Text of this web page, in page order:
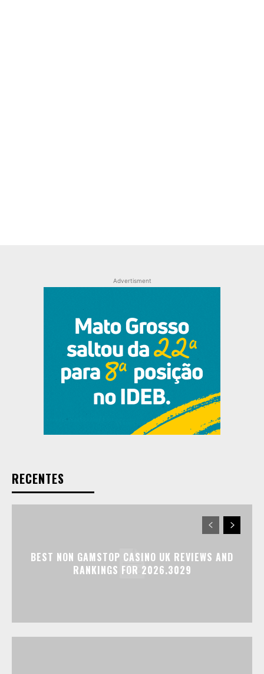
Advertisment
RECENTES
BEST NON GAMSTOP CASINO UK REVIEWS AND
RANKINGS FOR 2026.3029